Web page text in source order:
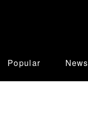
Popular News